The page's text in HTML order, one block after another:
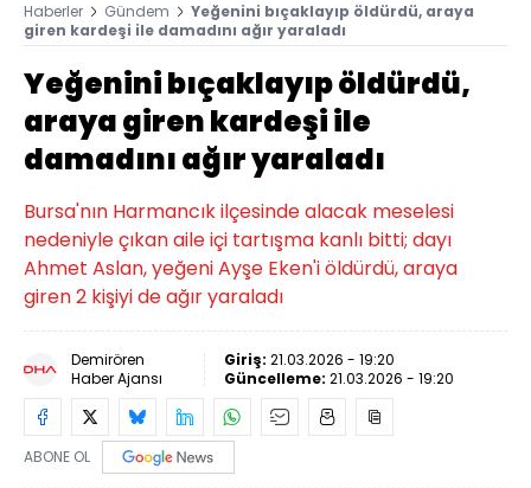
Haberler Gündem
Yeğenini bıçaklayıp öldürdü, araya
giren kardeşi ile damadını ağır yaraladı
Yeğenini bıçaklayıp öldürdü,
araya giren kardeşi ile
damadını ağır yaraladı
Bursa'nın Harmancık ilçesinde alacak meselesi
nedeniyle çıkan aile içi tartışma kanlı bitti; dayı
Ahmet Aslan, yeğeni Ayşe Eken'i öldürdü, araya
giren 2 kişiyi de ağır yaraladı
Demirören
Haber Ajansı
Giriş: 21.03.2026 - 19:20
Güncelleme: 21.03.2026 - 19:20
ABONE OL